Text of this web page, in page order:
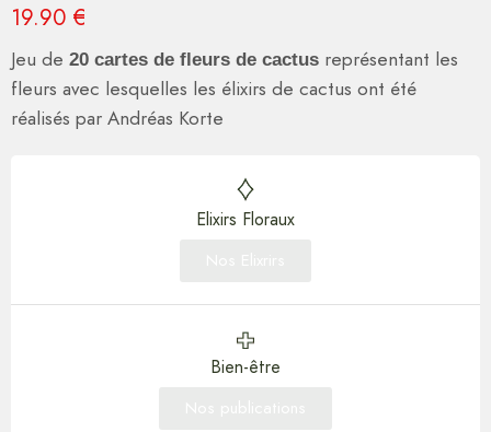
19.90 €
Jeu de 20 cartes de fleurs de cactus représentant les
fleurs avec lesquelles les élixirs de cactus ont été
réalisés par Andréas Korte
Elixirs Floraux
Bien-être